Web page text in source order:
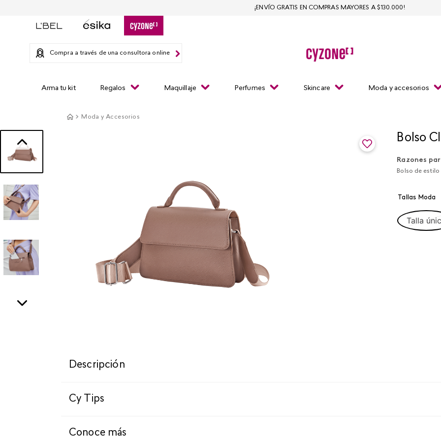
Compra a través de una consultora online
Arma tu kit Regalos Maquillaje Perfumes Skincare Moda y accesorios
¡ENVÍO GRATIS EN COMPRAS MAYORES A $130.000!
Moda y Accesorios
Bolso
Razones
Bolso de
Tallas Moda
Talla
Descripción
Cy Tips
Conoce más